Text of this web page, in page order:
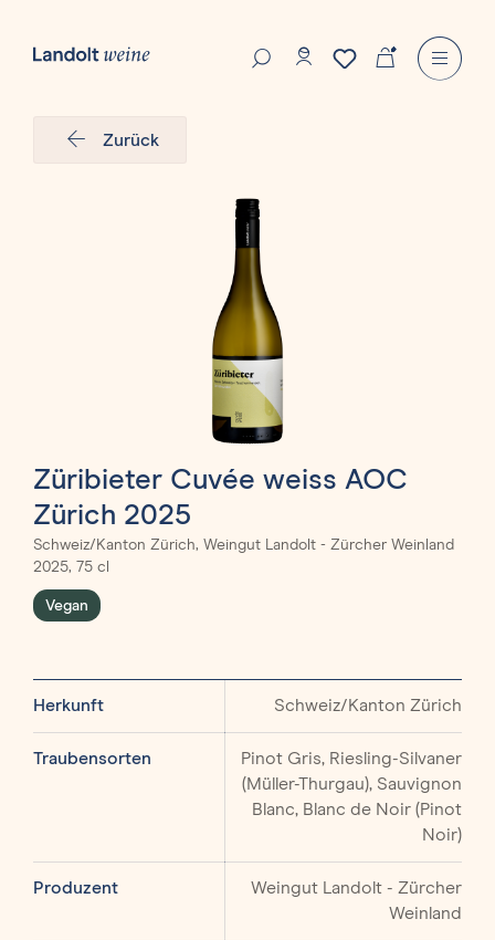
Zurück
Züribieter Cuvée weiss AOC
Zürich 2025
Schweiz/Kanton Zürich, Weingut Landolt - Zürcher Weinland
2025, 75 cl
Vegan
Herkunft Schweiz/Kanton Zürich
Traubensorten
Pinot Gris, Riesling-Silvaner
(Müller-Thurgau), Sauvignon
Blanc, Blanc de Noir (Pinot
Noir)
Produzent
Weingut Landolt - Zürcher
Weinland